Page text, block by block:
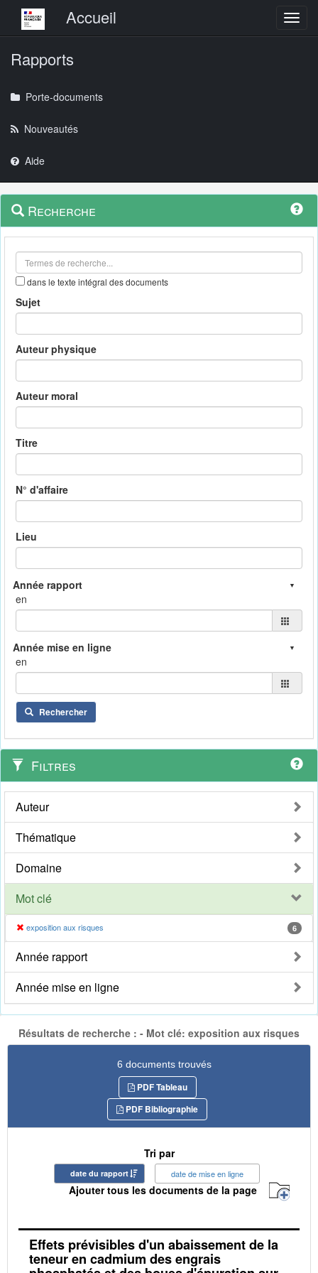
Menu principalAccueil
Rapports
Porte-documents
Nouveautés
Aide
Navigation
outils
Menu
contextuel
Recherche
dans le texte intégral des documents
Sujet
Auteur physique
Auteur moral
Titre
N° d'affaire
Lieu
en
en
Rechercher
Filtres
Auteur
Thématique
Domaine
Mot clé
exposition aux risques 6
Année rapport
Année mise en ligne
Résultats de recherche : - Mot clé: exposition aux risques
6 documents trouvés
PDF Tableau
PDF Bibliographie
Tri par
date du rapport date de mise en ligne
Ajouter tous les documents de la page
Effets prévisibles d'un abaissement de la
teneur en cadmium des engrais